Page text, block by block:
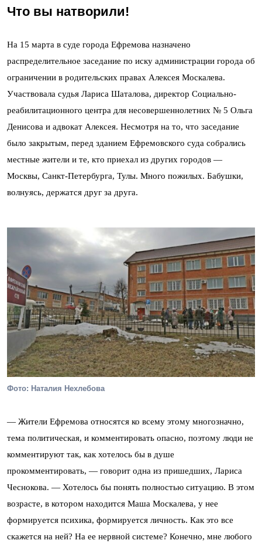
Что вы натворили!
На 15 марта в суде города Ефремова назначено
распределительное заседание по иску администрации города об
ограничении в родительских правах Алексея Москалева.
Участвовала судья Лариса Шаталова, директор Социально-
реабилитационного центра для несовершеннолетних № 5 Ольга
Денисова и адвокат Алексея. Несмотря на то, что заседание
было закрытым, перед зданием Ефремовского суда собрались
местные жители и те, кто приехал из других городов —
Москвы, Санкт-Петербурга, Тулы. Много пожилых. Бабушки,
волнуясь, держатся друг за друга.
Фото: Наталия Нехлебова
— Жители Ефремова относятся ко всему этому многозначно,
тема политическая, и комментировать опасно, поэтому люди не
комментируют так, как хотелось бы в душе
прокомментировать, — говорит одна из пришедших, Лариса
Чеснокова. — Хотелось бы понять полностью ситуацию. В этом
возрасте, в котором находится Маша Москалева, у нее
формируется психика, формируется личность. Как это все
скажется на ней? На ее нервной системе? Конечно, мне любого